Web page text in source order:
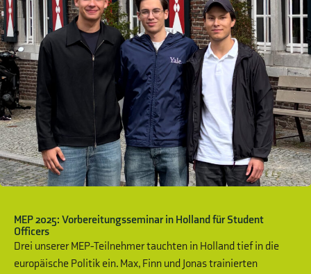
MEP 2025: Vorbereitungsseminar in Holland für Student
Officers
Drei unserer MEP-Teilnehmer tauchten in Holland tief in die
europäische Politik ein. Max, Finn und Jonas trainierten